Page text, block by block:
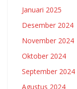
Januari 2025
Desember 2024
November 2024
Oktober 2024
September 2024
Agustus 2024